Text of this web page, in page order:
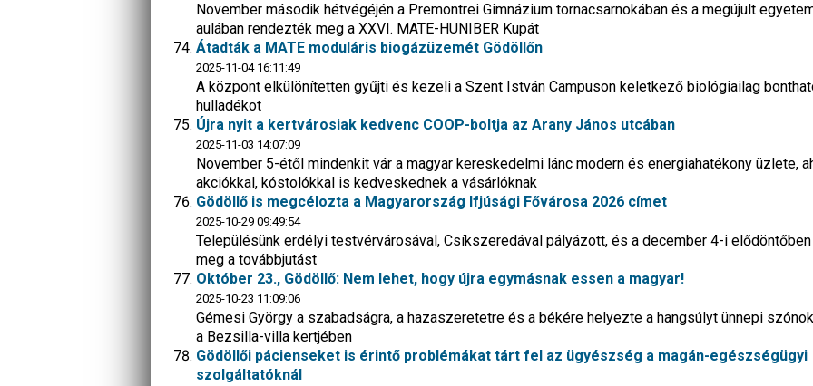
November második hétvégéjén a Premontrei Gimnázium tornacsarnokában és a megújult
aulában rendezték meg a XXVI. MATE-HUNIBER Kupát
Átadták a MATE moduláris biogázüzemét Gödöllőn
2025-11-04 16:11:49
A központ elkülönítetten gyűjti és kezeli a Szent István Campuson keletkező biológiailag
hulladékot
Újra nyit a kertvárosiak kedvenc COOP-boltja az Arany János utcában
2025-11-03 14:07:09
November 5-étől mindenkit vár a magyar kereskedelmi lánc modern és energiahatékony üzlete,
akciókkal, kóstolókkal is kedveskednek a vásárlóknak
Gödöllő is megcélozta a Magyarország Ifjúsági Fővárosa 2026 címet
2025-10-29 09:49:54
Településünk erdélyi testvérvárosával, Csíkszeredával pályázott, és a december 4-i
meg a továbbjutást
Október 23., Gödöllő: Nem lehet, hogy újra egymásnak essen a magyar!
2025-10-23 11:09:06
Gémesi György a szabadságra, a hazaszeretetre és a békére helyezte a hangsúlyt ünnepi
a Bezsilla-villa kertjében
Gödöllői pácienseket is érintő problémákat tárt fel az ügyészség a magán-egészségügyi
szolgáltatóknál